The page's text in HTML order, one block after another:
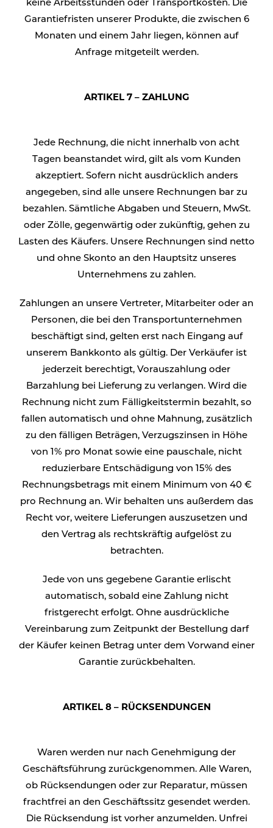
keine Arbeitsstunden oder Transportkosten. Die
Garantiefristen unserer Produkte, die zwischen 6
Monaten und einem Jahr liegen, können auf
Anfrage mitgeteilt werden.
ARTIKEL 7 – ZAHLUNG
Jede Rechnung, die nicht innerhalb von acht
Tagen beanstandet wird, gilt als vom Kunden
akzeptiert. Sofern nicht ausdrücklich anders
angegeben, sind alle unsere Rechnungen bar zu
bezahlen. Sämtliche Abgaben und Steuern, MwSt.
oder Zölle, gegenwärtig oder zukünftig, gehen zu
Lasten des Käufers. Unsere Rechnungen sind netto
und ohne Skonto an den Hauptsitz unseres
Unternehmens zu zahlen.
Zahlungen an unsere Vertreter, Mitarbeiter oder an
Personen, die bei den Transportunternehmen
beschäftigt sind, gelten erst nach Eingang auf
unserem Bankkonto als gültig. Der Verkäufer ist
jederzeit berechtigt, Vorauszahlung oder
Barzahlung bei Lieferung zu verlangen. Wird die
Rechnung nicht zum Fälligkeitstermin bezahlt, so
fallen automatisch und ohne Mahnung, zusätzlich
zu den fälligen Beträgen, Verzugszinsen in Höhe
von 1% pro Monat sowie eine pauschale, nicht
reduzierbare Entschädigung von 15% des
Rechnungsbetrags mit einem Minimum von 40 €
pro Rechnung an. Wir behalten uns außerdem das
Recht vor, weitere Lieferungen auszusetzen und
den Vertrag als rechtskräftig aufgelöst zu
betrachten.
Jede von uns gegebene Garantie erlischt
automatisch, sobald eine Zahlung nicht
fristgerecht erfolgt. Ohne ausdrückliche
Vereinbarung zum Zeitpunkt der Bestellung darf
der Käufer keinen Betrag unter dem Vorwand einer
Garantie zurückbehalten.
ARTIKEL 8 – RÜCKSENDUNGEN
Waren werden nur nach Genehmigung der
Geschäftsführung zurückgenommen. Alle Waren,
ob Rücksendungen oder zur Reparatur, müssen
frachtfrei an den Geschäftssitz gesendet werden.
Die Rücksendung ist vorher anzumelden. Unfrei